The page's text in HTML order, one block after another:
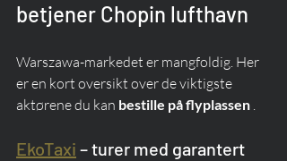
betjener Chopin lufthavn
Warszawa-markedet er mangfoldig. Her
er en kort oversikt over de viktigste
aktørene du kan bestille på flyplassen .
EkoTaxi – turer med garantert